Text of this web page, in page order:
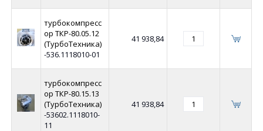
турбокомпресс
ор ТКР-80.05.12
(ТурбоТехника)
-536.1118010-01
41 938,84
турбокомпресс
ор ТКР-80.15.13
(ТурбоТехника)
-53602.1118010-
11
41 938,84